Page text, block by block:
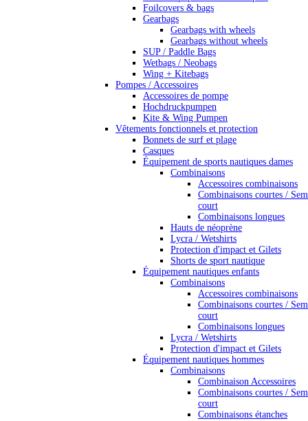
Foilcovers & bags
Gearbags
Gearbags with wheels
Gearbags without wheels
SUP / Paddle Bags
Wetbags / Neobags
Wing + Kitebags
Pompes / Accessoires
Accessoires de pompe
Hochdruckpumpen
Kite & Wing Pumpen
Vêtements fonctionnels et protection
Bonnets de surf et plage
Casques
Équipement de sports nautiques dames
Combinaisons
Accessoires combinaisons
Combinaisons courtes /
court
Combinaisons longues
Hauts de néoprène
Lycra / Wetshirts
Protection d'impact et Gilets
Shorts de sport nautique
Équipement nautiques enfants
Combinaisons
Accessoires combinaisons
Combinaisons courtes /
court
Combinaisons longues
Lycra / Wetshirts
Protection d'impact et Gilets
Équipement nautiques hommes
Combinaisons
Combinaison Accessoires
Combinaisons courtes /
court
Combinaisons étanches